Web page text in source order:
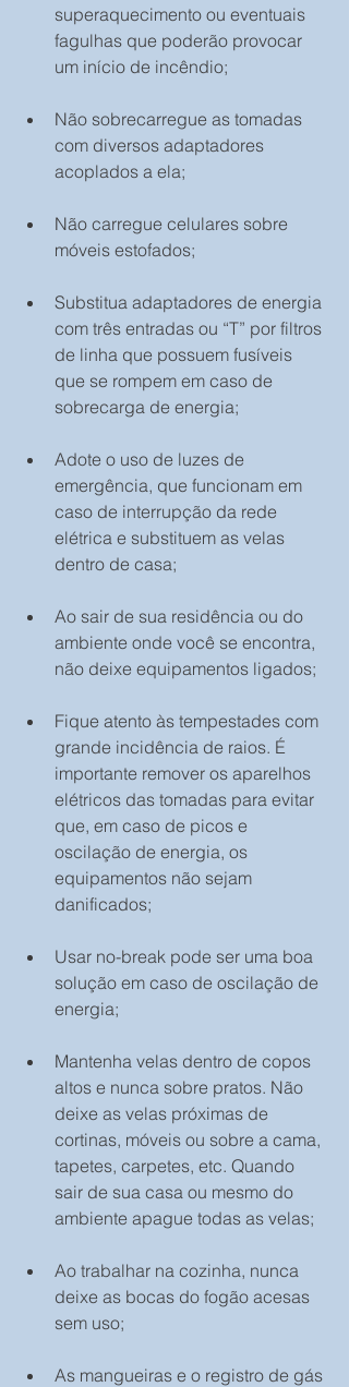
superaquecimento ou eventuais
fagulhas que poderão provocar
um início de incêndio;
Não sobrecarregue as tomadas
com diversos adaptadores
acoplados a ela;
Não carregue celulares sobre
móveis estofados;
Substitua adaptadores de energia
com três entradas ou “T” por filtros
de linha que possuem fusíveis
que se rompem em caso de
sobrecarga de energia;
Adote o uso de luzes de
emergência, que funcionam em
caso de interrupção da rede
elétrica e substituem as velas
dentro de casa;
Ao sair de sua residência ou do
ambiente onde você se encontra,
não deixe equipamentos ligados;
Fique atento às tempestades com
grande incidência de raios. É
importante remover os aparelhos
elétricos das tomadas para evitar
que, em caso de picos e
oscilação de energia, os
equipamentos não sejam
danificados;
Usar no-break pode ser uma boa
solução em caso de oscilação de
energia;
Mantenha velas dentro de copos
altos e nunca sobre pratos. Não
deixe as velas próximas de
cortinas, móveis ou sobre a cama,
tapetes, carpetes, etc. Quando
sair de sua casa ou mesmo do
ambiente apague todas as velas;
Ao trabalhar na cozinha, nunca
deixe as bocas do fogão acesas
sem uso;
As mangueiras e o registro de gás